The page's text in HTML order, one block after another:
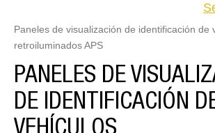
Paneles de visualización de identificación de
retroiluminados APS
PANELES DE
DE IDENTIFICACIÓN